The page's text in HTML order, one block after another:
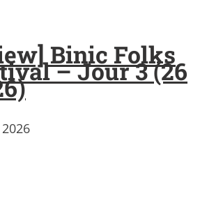
Binic Folks
– Jour 3 (26